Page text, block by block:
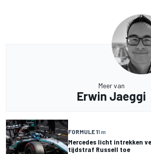
Meer van
Erwin Jaeggi
FORMULE 11 m
Mercedes licht intrekken
tijdstraf Russell toe